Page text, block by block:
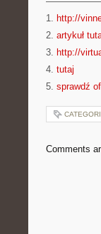
1. http://
2. artykuł
3. http://
4. tutaj
5. sprawdź
Comments